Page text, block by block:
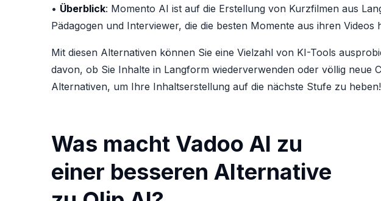
• Überblick: Momento AI ist auf die Erstellung von Kurzfilmen aus
Pädagogen und Interviewer, die die besten Momente aus ihren Videos
Mit diesen Alternativen können Sie eine Vielzahl von KI-Tools
davon, ob Sie Inhalte in Langform wiederverwenden oder völlig neue
Alternativen, um Ihre Inhaltserstellung auf die nächste Stufe zu heben!
Was macht Vadoo AI zu
einer besseren Alternative